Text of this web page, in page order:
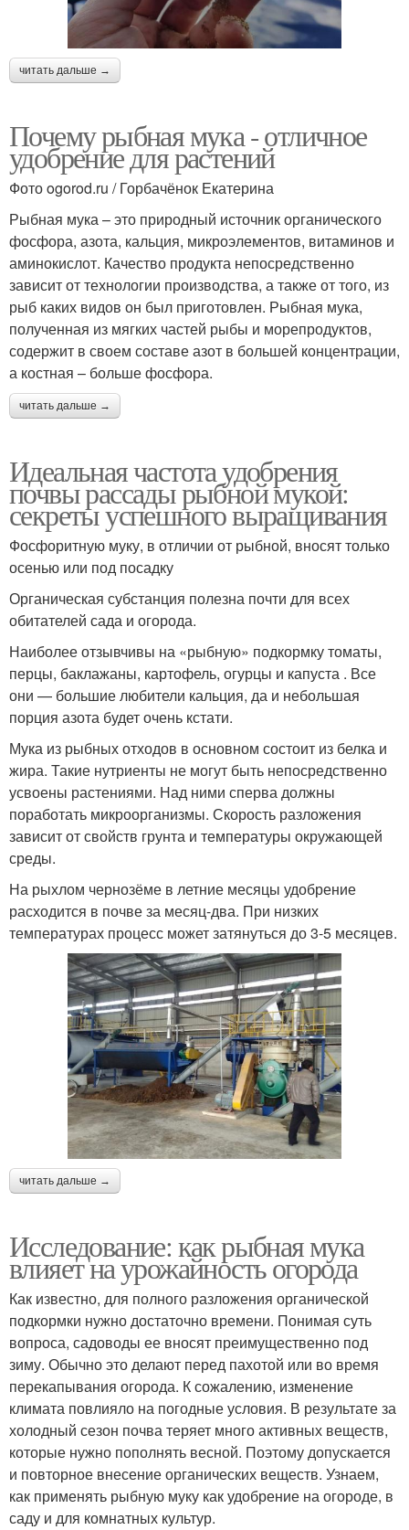
читать дальше →
Почему рыбная мука - отличное
удобрение для растений
Фото ogorod.ru / Горбачёнок Екатерина
Рыбная мука – это природный источник органического
фосфора, азота, кальция, микроэлементов, витаминов и
аминокислот. Качество продукта непосредственно
зависит от технологии производства, а также от того, из
рыб каких видов он был приготовлен. Рыбная мука,
полученная из мягких частей рыбы и морепродуктов,
содержит в своем составе азот в большей концентрации,
а костная – больше фосфора.
читать дальше →
Идеальная частота удобрения
почвы рассады рыбной мукой:
секреты успешного выращивания
Фосфоритную муку, в отличии от рыбной, вносят только
осенью или под посадку
Органическая субстанция полезна почти для всех
обитателей сада и огорода.
Наиболее отзывчивы на «рыбную» подкормку томаты,
перцы, баклажаны, картофель, огурцы и капуста . Все
они — большие любители кальция, да и небольшая
порция азота будет очень кстати.
Мука из рыбных отходов в основном состоит из белка и
жира. Такие нутриенты не могут быть непосредственно
усвоены растениями. Над ними сперва должны
поработать микроорганизмы. Скорость разложения
зависит от свойств грунта и температуры окружающей
среды.
На рыхлом чернозёме в летние месяцы удобрение
расходится в почве за месяц-два. При низких
температурах процесс может затянуться до 3-5 месяцев.
читать дальше →
Исследование: как рыбная мука
влияет на урожайность огорода
Как известно, для полного разложения органической
подкормки нужно достаточно времени. Понимая суть
вопроса, садоводы ее вносят преимущественно под
зиму. Обычно это делают перед пахотой или во время
перекапывания огорода. К сожалению, изменение
климата повлияло на погодные условия. В результате за
холодный сезон почва теряет много активных веществ,
которые нужно пополнять весной. Поэтому допускается
и повторное внесение органических веществ. Узнаем,
как применять рыбную муку как удобрение на огороде, в
саду и для комнатных культур.